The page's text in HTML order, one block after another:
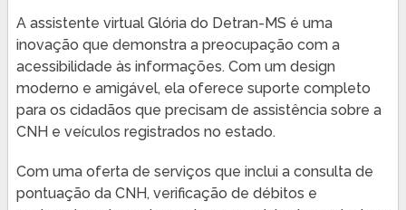
A assistente virtual Glória do Detran-MS é uma
inovação que demonstra a preocupação com a
acessibilidade às informações. Com um design
moderno e amigável, ela oferece suporte completo
para os cidadãos que precisam de assistência sobre a
CNH e veículos registrados no estado.
Com uma oferta de serviços que inclui a consulta de
pontuação da CNH, verificação de débitos e